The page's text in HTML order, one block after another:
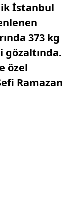
İstanbul
373 kg
gözaltında.
özel
Ramazan